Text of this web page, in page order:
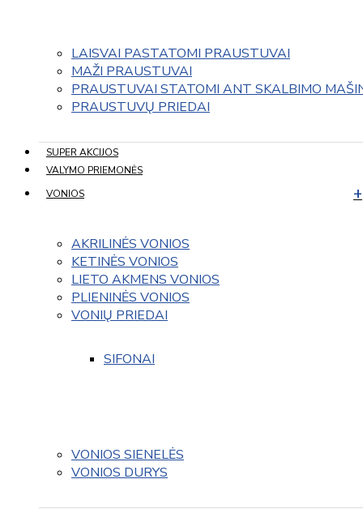
LAISVAI PASTATOMI PRAUSTUVAI
MAŽI PRAUSTUVAI
PRAUSTUVAI STATOMI ANT SKALBIMO
PRAUSTUVŲ PRIEDAI
SUPER AKCIJOS
VALYMO PRIEMONĖS
VONIOS
AKRILINĖS VONIOS
KETINĖS VONIOS
LIETO AKMENS VONIOS
PLIENINĖS VONIOS
VONIŲ PRIEDAI
SIFONAI
VONIOS SIENELĖS
VONIOS DURYS